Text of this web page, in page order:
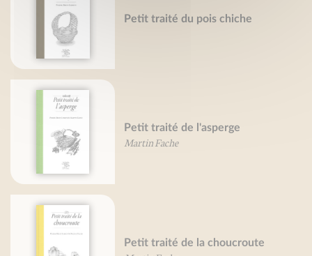
Petit traité du pois chiche
Petit traité de l'asperge
Martin Fache
Petit traité de la choucroute